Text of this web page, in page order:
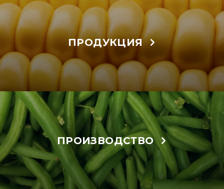
ПРОДУКЦИЯ
ПРОИЗВОДСТВО